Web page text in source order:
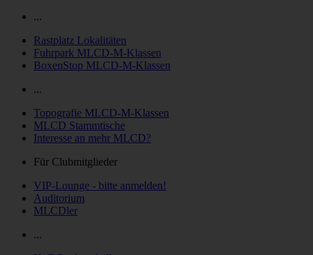
...
Rastplatz Lokalitäten
Fuhrpark MLCD-M-Klassen
BoxenStop MLCD-M-Klassen
...
Topografie MLCD-M-Klassen
MLCD Stammtische
Interesse an mehr MLCD?
Für Clubmitglieder
VIP-Lounge - bitte anmelden!
Auditorium
MLCDler
...